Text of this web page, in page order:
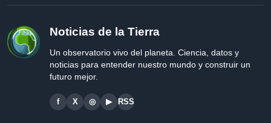
Noticias de la Tierra
Un observatorio vivo del planeta. Ciencia, datos y
noticias para entender nuestro mundo y construir un
futuro mejor.
f X ◎ ▶ RSS